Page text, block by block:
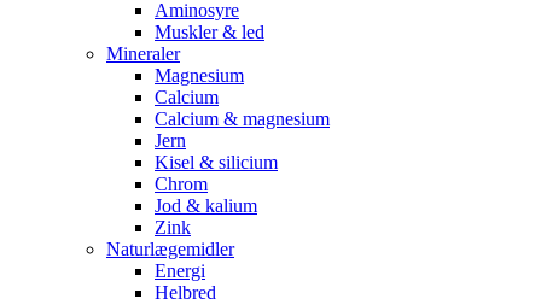
Aminosyre
Muskler & led
Mineraler
Magnesium
Calcium
Calcium & magnesium
Jern
Kisel & silicium
Chrom
Jod & kalium
Zink
Naturlægemidler
Energi
Helbred